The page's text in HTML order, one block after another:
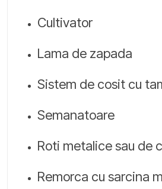
Cultivator
Lama de zapada
Sistem de cosit cu
Semanatoare
Roti metalice sau de
Remorca cu sarcina